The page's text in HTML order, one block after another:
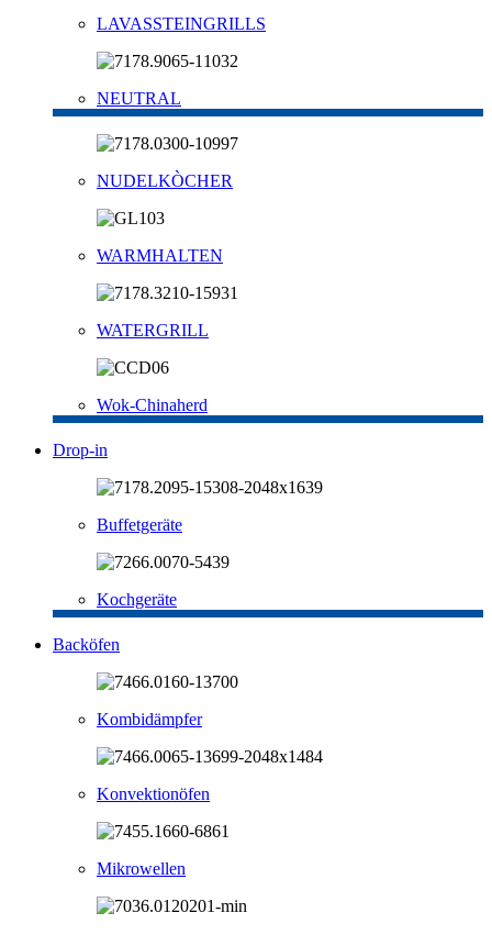
LAVASSTEINGRILLS
NEUTRAL
NUDELKÒCHER
WARMHALTEN
WATERGRILL
Wok-Chinaherd
Drop-in
Buffetgeräte
Kochgeräte
Backöfen
Kombidämpfer
Konvektionöfen
Mikrowellen